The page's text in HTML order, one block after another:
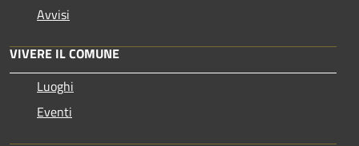
Avvisi
VIVERE IL COMUNE
Luoghi
Eventi